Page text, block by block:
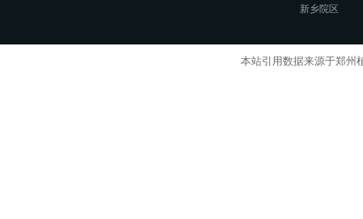
新乡院区
本站引用数据来源于郑州